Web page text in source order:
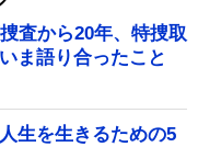
査から20年、特捜取
ま語り合ったこと
生を生きるための5